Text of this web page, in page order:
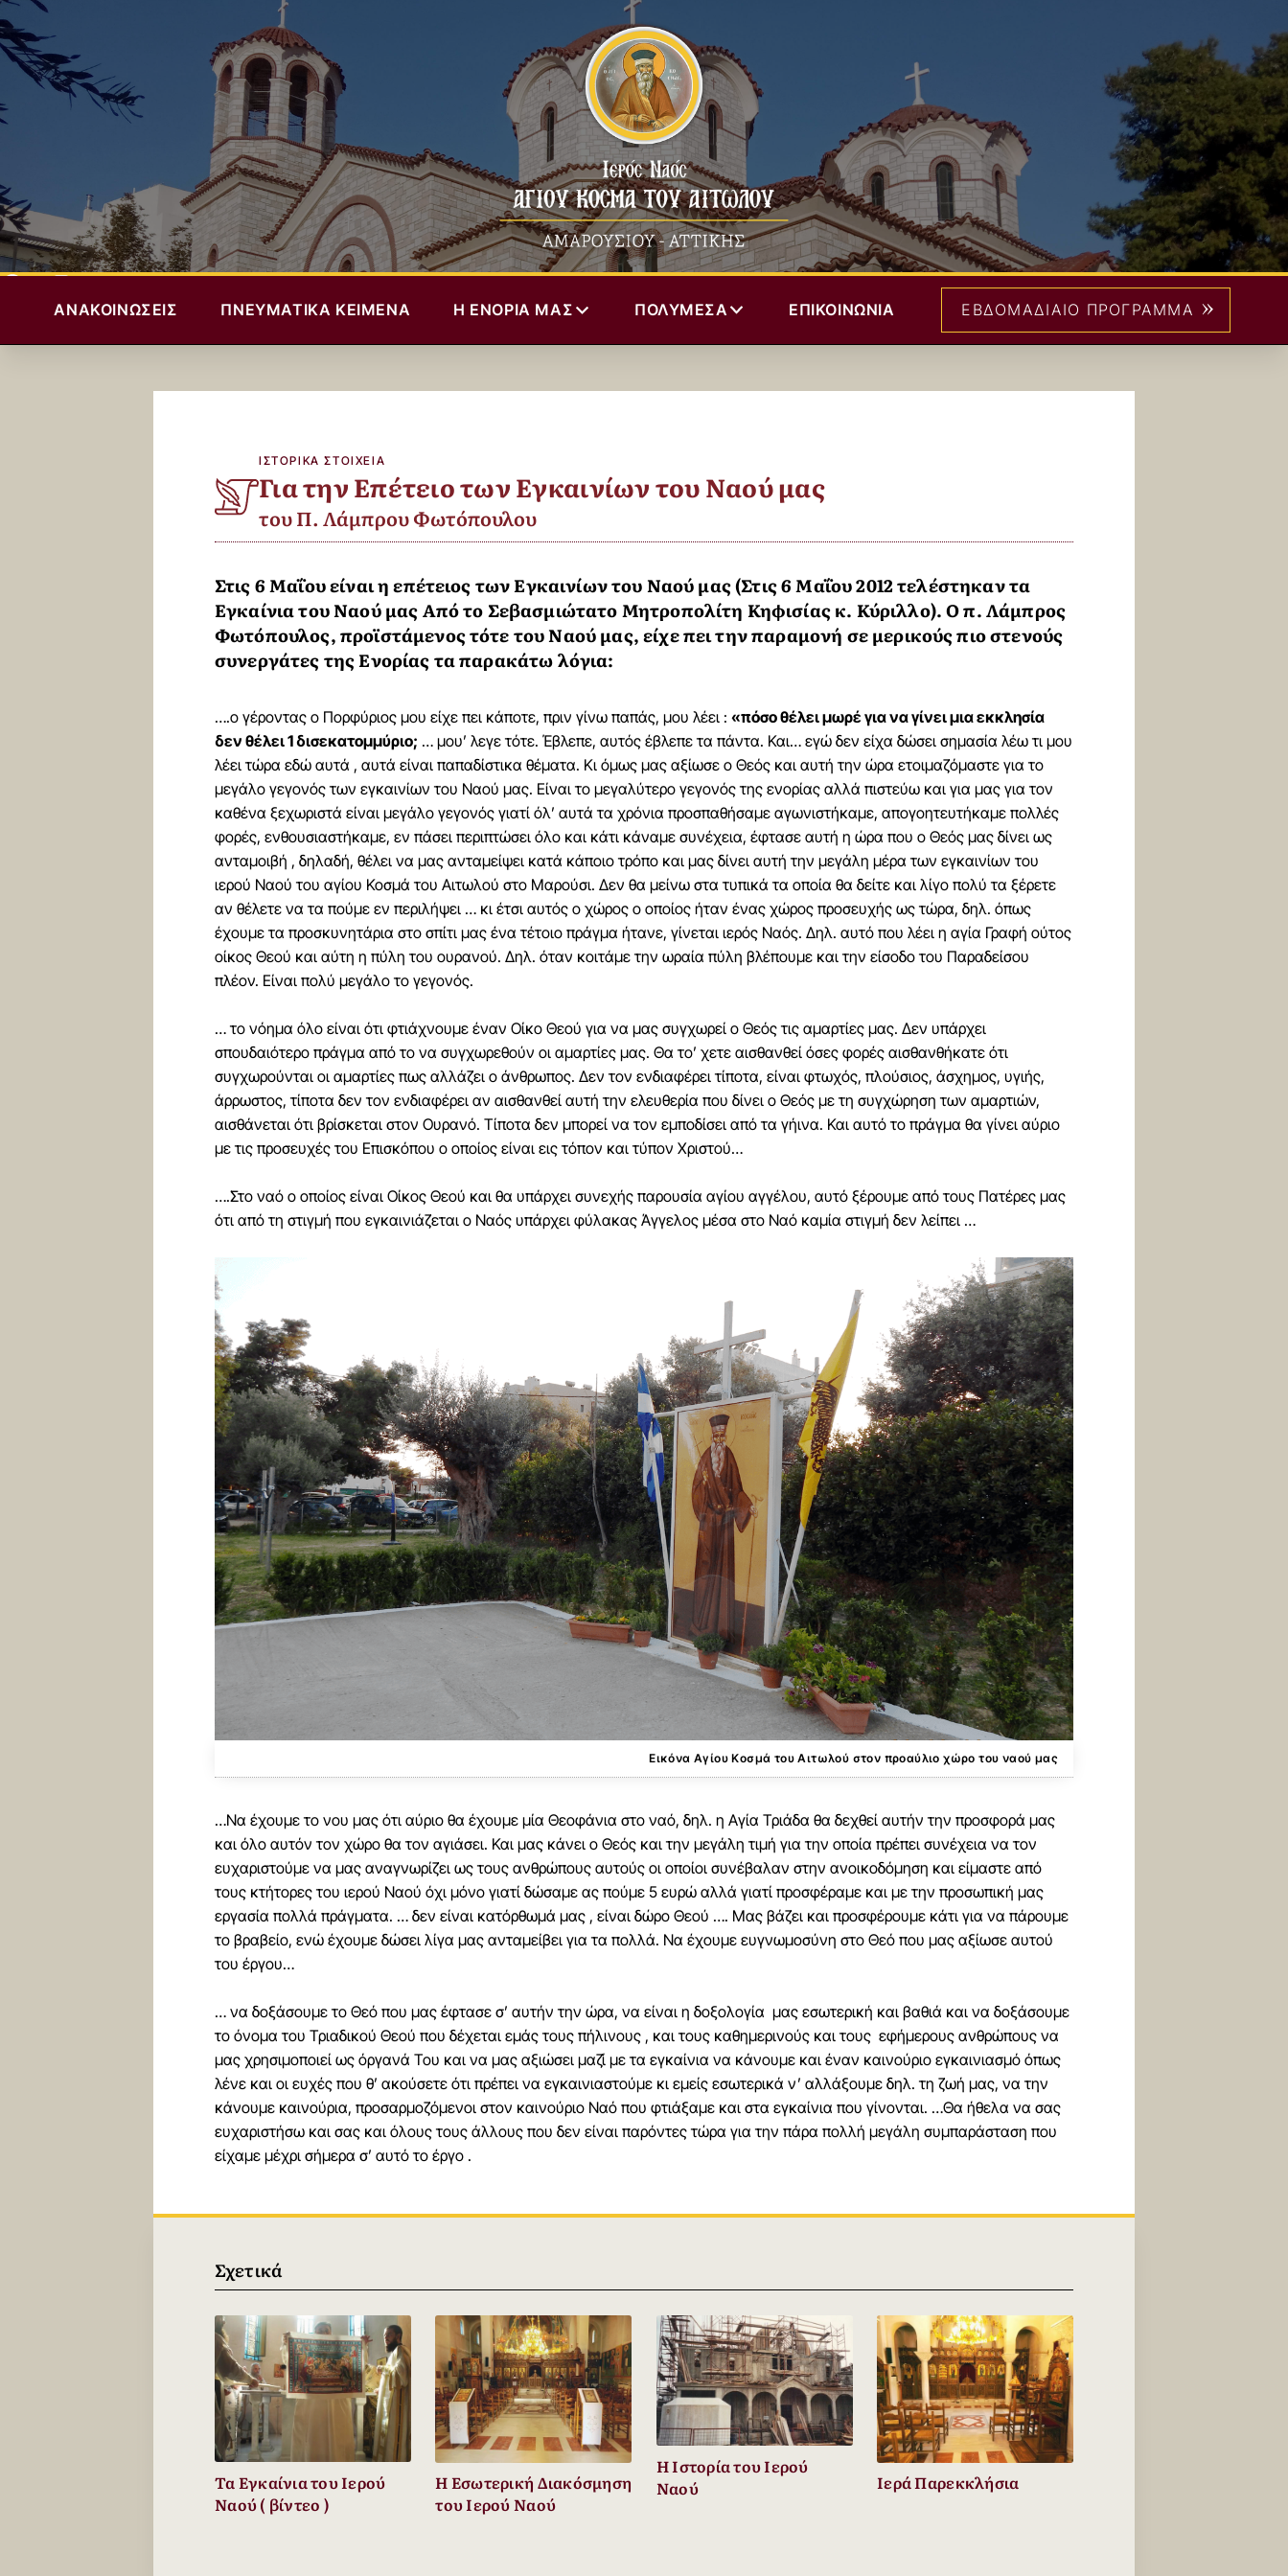
ΑΝΑΚΟΙΝΏΣΕΙΣ ΠΝΕΥΜΑΤΙΚΆ ΚΕΊΜΕΝΑ Η ΕΝΟΡΊΑ ΜΑΣ ΠΟΛΥΜΈΣΑ ΕΠΙΚΟΙΝΩΝΊΑ ΕΒΔΟΜΑΔΙΑΊΟ ΠΡΌΓΡΑΜΜΑ >
ΙΣΤΟΡΙΚΑ ΣΤΟΙΧΕΙΑ
Για την Επέτειο των Εγκαινίων του Ναού μας
του Π. Λάμπρου Φωτόπουλου
Στις 6 Μαΐου είναι η επέτειος των Εγκαινίων του Ναού μας (Στις 6 Μαΐου 2012 τελέστηκαν τα
Εγκαίνια του Ναού μας Από το Σεβασμιώτατο Μητροπολίτη Κηφισίας κ. Κύριλλο). Ο π. Λάμπρος
Φωτόπουλος, προϊστάμενος τότε του Ναού μας, είχε πει την παραμονή σε μερικούς πιο στενούς
συνεργάτες της Ενορίας τα παρακάτω λόγια:
….ο γέροντας ο Πορφύριος μου είχε πει κάποτε, πριν γίνω παπάς, μου λέει : «πόσο θέλει μωρέ για να γίνει μια εκκλησία
δεν θέλει 1 δισεκατομμύριο; … μου’ λεγε τότε. Έβλεπε, αυτός έβλεπε τα πάντα. Και… εγώ δεν είχα δώσει σημασία λέω τι μου
λέει τώρα εδώ αυτά , αυτά είναι παπαδίστικα θέματα. Κι όμως μας αξίωσε ο Θεός και αυτή την ώρα ετοιμαζόμαστε για το
μεγάλο γεγονός των εγκαινίων του Ναού μας. Είναι το μεγαλύτερο γεγονός της ενορίας αλλά πιστεύω και για μας για τον
καθένα ξεχωριστά είναι μεγάλο γεγονός γιατί όλ’ αυτά τα χρόνια προσπαθήσαμε αγωνιστήκαμε, απογοητευτήκαμε πολλές
φορές, ενθουσιαστήκαμε, εν πάσει περιπτώσει όλο και κάτι κάναμε συνέχεια, έφτασε αυτή η ώρα που ο Θεός μας δίνει ως
ανταμοιβή , δηλαδή, θέλει να μας ανταμείψει κατά κάποιο τρόπο και μας δίνει αυτή την μεγάλη μέρα των εγκαινίων του
ιερού Ναού του αγίου Κοσμά του Αιτωλού στο Μαρούσι. Δεν θα μείνω στα τυπικά τα οποία θα δείτε και λίγο πολύ τα ξέρετε
αν θέλετε να τα πούμε εν περιλήψει … κι έτσι αυτός ο χώρος ο οποίος ήταν ένας χώρος προσευχής ως τώρα, δηλ. όπως
έχουμε τα προσκυνητάρια στο σπίτι μας ένα τέτοιο πράγμα ήτανε, γίνεται ιερός Ναός. Δηλ. αυτό που λέει η αγία Γραφή ούτος
οίκος Θεού και αύτη η πύλη του ουρανού. Δηλ. όταν κοιτάμε την ωραία πύλη βλέπουμε και την είσοδο του Παραδείσου
πλέον. Είναι πολύ μεγάλο το γεγονός.
… το νόημα όλο είναι ότι φτιάχνουμε έναν Οίκο Θεού για να μας συγχωρεί ο Θεός τις αμαρτίες μας. Δεν υπάρχει
σπουδαιότερο πράγμα από το να συγχωρεθούν οι αμαρτίες μας. Θα το’ χετε αισθανθεί όσες φορές αισθανθήκατε ότι
συγχωρούνται οι αμαρτίες πως αλλάζει ο άνθρωπος. Δεν τον ενδιαφέρει τίποτα, είναι φτωχός, πλούσιος, άσχημος, υγιής,
άρρωστος, τίποτα δεν τον ενδιαφέρει αν αισθανθεί αυτή την ελευθερία που δίνει ο Θεός με τη συγχώρηση των αμαρτιών,
αισθάνεται ότι βρίσκεται στον Ουρανό. Τίποτα δεν μπορεί να τον εμποδίσει από τα γήινα. Και αυτό το πράγμα θα γίνει αύριο
με τις προσευχές του Επισκόπου ο οποίος είναι εις τόπον και τύπον Χριστού…
….Στο ναό ο οποίος είναι Οίκος Θεού και θα υπάρχει συνεχής παρουσία αγίου αγγέλου, αυτό ξέρουμε από τους Πατέρες μας
ότι από τη στιγμή που εγκαινιάζεται ο Ναός υπάρχει φύλακας Άγγελος μέσα στο Ναό καμία στιγμή δεν λείπει …
Εικόνα Αγίου Κοσμά του Αιτωλού στον προαύλιο χώρο του ναού μας
…Να έχουμε το νου μας ότι αύριο θα έχουμε μία Θεοφάνια στο ναό, δηλ. η Αγία Τριάδα θα δεχθεί αυτήν την προσφορά μας
και όλο αυτόν τον χώρο θα τον αγιάσει. Και μας κάνει ο Θεός και την μεγάλη τιμή για την οποία πρέπει συνέχεια να τον
ευχαριστούμε να μας αναγνωρίζει ως τους ανθρώπους αυτούς οι οποίοι συνέβαλαν στην ανοικοδόμηση και είμαστε από
τους κτήτορες του ιερού Ναού όχι μόνο γιατί δώσαμε ας πούμε 5 ευρώ αλλά γιατί προσφέραμε και με την προσωπική μας
εργασία πολλά πράγματα. … δεν είναι κατόρθωμά μας , είναι δώρο Θεού …. Μας βάζει και προσφέρουμε κάτι για να πάρουμε
το βραβείο, ενώ έχουμε δώσει λίγα μας ανταμείβει για τα πολλά. Να έχουμε ευγνωμοσύνη στο Θεό που μας αξίωσε αυτού
του έργου…
… να δοξάσουμε το Θεό που μας έφτασε σ’ αυτήν την ώρα, να είναι η δοξολογία μας εσωτερική και βαθιά και να δοξάσουμε
το όνομα του Τριαδικού Θεού που δέχεται εμάς τους πήλινους , και τους καθημερινούς και τους εφήμερους ανθρώπους να
μας χρησιμοποιεί ως όργανά Του και να μας αξιώσει μαζί με τα εγκαίνια να κάνουμε και έναν καινούριο εγκαινιασμό όπως
λένε και οι ευχές που θ’ ακούσετε ότι πρέπει να εγκαινιαστούμε κι εμείς εσωτερικά ν’ αλλάξουμε δηλ. τη ζωή μας, να την
κάνουμε καινούρια, προσαρμοζόμενοι στον καινούριο Ναό που φτιάξαμε και στα εγκαίνια που γίνονται. …Θα ήθελα να σας
ευχαριστήσω και σας και όλους τους άλλους που δεν είναι παρόντες τώρα για την πάρα πολλή μεγάλη συμπαράσταση που
είχαμε μέχρι σήμερα σ’ αυτό το έργο .
Σχετικά
Τα Εγκαίνια του Ιερού
Ναού ( βίντεο )
Η Εσωτερική Διακόσμηση
του Ιερού Ναού
Η Ιστορία του Ιερού
Ναού
Ιερά Παρεκκλήσια